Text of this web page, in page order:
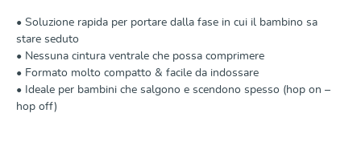
• Soluzione rapida per portare dalla fase in cui il bambino sa
stare seduto
• Nessuna cintura ventrale che possa comprimere
• Formato molto compatto & facile da indossare
• Ideale per bambini che salgono e scendono spesso (hop on –
hop off)